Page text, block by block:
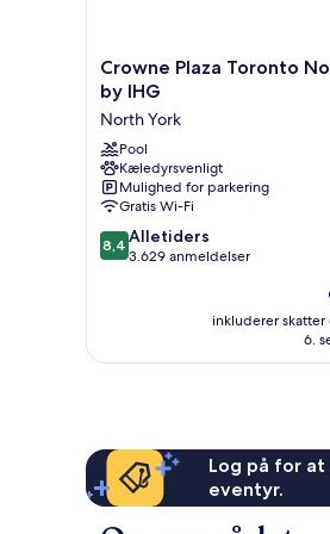
Crowne
Plaza
Toronto
North
York
by
IHG
North
York
Crowne Plaza Toronto
by IHG
North York
Pool
Kæledyrsvenligt
Mulighed for parkering
Gratis Wi-Fi
8.4
ud
anmeldelser
8,4 Alletiders
3.629 anmeldelser
inkluderer
6.
Log på for
eventyr.